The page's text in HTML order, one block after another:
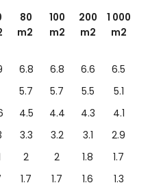
80
m2
100
m2
200
m2
1 000
m2
6.8 6.8 6.6
6.5
5.7 5.7 5.5
5.1
4.5 4.4 4.3
4.1
3.3 3.2 3.1
2.9
2 2 1.8
1.7
1.7 1.7 1.6 1.3